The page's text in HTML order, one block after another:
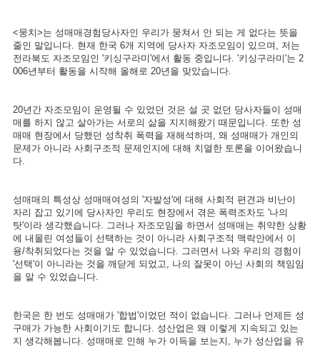
<뭉치>는 성매매경험당사자인 우리가 뭉쳐서 안 되는 게 없다는 뜻을
줄인 말입니다. 현재 한국 6개 지역에 당사자 자조모임이 있으며, 저는
전라북도 자조모임인 '키싱구라미'에서 활동 중입니다. '키싱구라미'는 2
006년부터 활동을 시작해 올해로 20년을 맞았습니다.
20년간 자조모임이 운영될 수 있었던 것은 설 곳 없던 당사자들이 성매
매를 하지 않고 살아가는 서로의 삶을 지지해왔기 때문입니다. 또한 성
매매 현장에서 당했던 성착취 폭력을 재해석하며, 왜 성매매가 개인의
문제가 아니라 사회구조적 문제인지에 대해 치열한 토론을 이어왔습니
다.
성매매의 특성상 성매매여성의 '자발성'에 대해 사회적 편견과 비난이
자리 잡고 있기에 당사자인 우리도 현장에서 겪은 폭력조차도 '나의
탓'이라 생각했습니다. 그러나 자조모임을 하면서 성매매는 취약한 상황
에 내몰린 여성들이 선택하는 것이 아니라 사회구조적 맥락안에서 이
용/착취되었다는 것을 알 수 있었습니다. 그러면서 나와 우리의 경험이
'선택'이 아니라는 것을 깨닫게 되었고, 나의 잘못이 아닌 사회의 책임임
을 알 수 있었습니다.
한국은 한 번도 성매매가 '합법'이었던 적이 없습니다. 그러나 언제든 성
구매가 가능한 사회이기도 합니다. 성산업은 왜 이렇게 지속되고 있는
지 생각해봅니다. 성매매로 인해 누가 이득을 보는지, 누가 성산업을 유